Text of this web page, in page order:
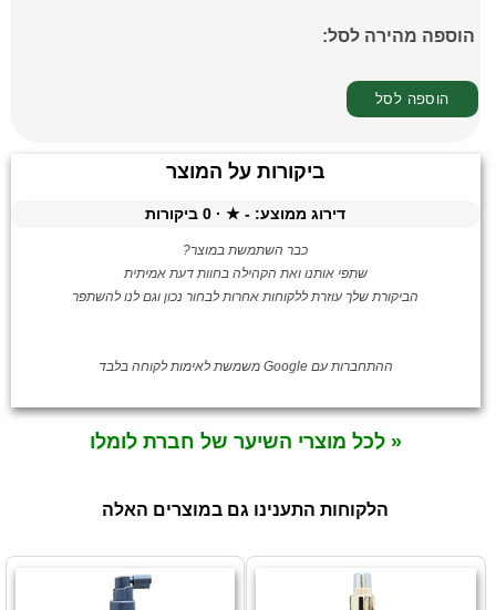
הוספה מהירה לסל:
ביקורות על המוצר
דירוג ממוצע: -
★ ·
0ביקורות
כבר השתמשת במוצר?
שתפי אותנו ואת הקהילה בחוות דעת אמיתית
הביקורת שלך עוזרת ללקוחות אחרות לבחור נכון וגם לנו להשתפר
ההתחברות עם Google משמשת לאימות לקוחה בלבד
« לכל מוצרי השיער של חברת לומלו
הלקוחות התענינו גם במוצרים האלה